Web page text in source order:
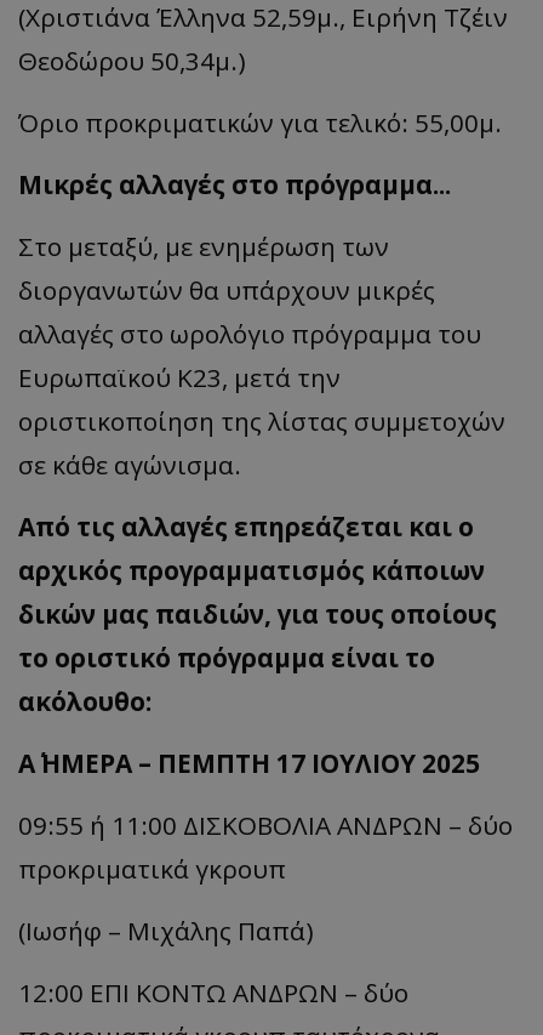
(Χριστιάνα Έλληνα 52,59μ., Ειρήνη Τζέιν
Θεοδώρου 50,34μ.)
Όριο προκριματικών για τελικό: 55,00μ.
Μικρές αλλαγές στο πρόγραμμα...
Στο μεταξύ, με ενημέρωση των
διοργανωτών θα υπάρχουν μικρές
αλλαγές στο ωρολόγιο πρόγραμμα του
Ευρωπαϊκού Κ23, μετά την
οριστικοποίηση της λίστας συμμετοχών
σε κάθε αγώνισμα.
Από τις αλλαγές επηρεάζεται και ο
αρχικός προγραμματισμός κάποιων
δικών μας παιδιών, για τους οποίους
το οριστικό πρόγραμμα είναι το
ακόλουθο:
Α΄ ΗΜΕΡΑ – ΠΕΜΠΤΗ 17 ΙΟΥΛΙΟΥ 2025
09:55 ή 11:00 ΔΙΣΚΟΒΟΛΙΑ ΑΝΔΡΩΝ – δύο
προκριματικά γκρουπ
(Ιωσήφ – Μιχάλης Παπά)
12:00 ΕΠΙ ΚΟΝΤΩ ΑΝΔΡΩΝ – δύο